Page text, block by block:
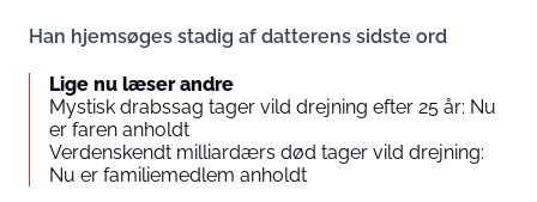
Han hjemsøges stadig af datterens sidste ord
Lige nu læser andre
Mystisk drabssag tager vild drejning efter 25 år: Nu
er faren anholdt
Verdenskendt milliardærs død tager vild drejning:
Nu er familiemedlem anholdt